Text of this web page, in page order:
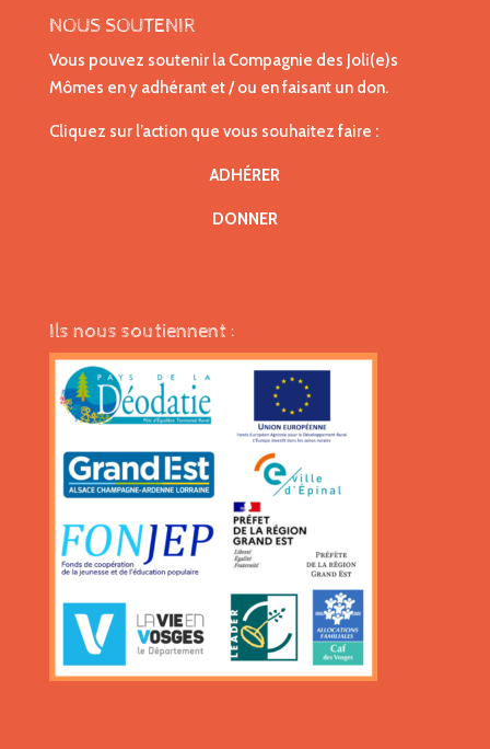
NOUS SOUTENIR
Vous pouvez soutenir la Compagnie des Joli(e)s
Mômes en y adhérant et / ou en faisant un don.
Cliquez sur l’action que vous souhaitez faire :
ADHÉRER
DONNER
Ils nous soutiennent :